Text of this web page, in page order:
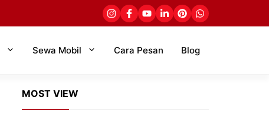
Sewa Mobil Cara Pesan Blog
MOST VIEW